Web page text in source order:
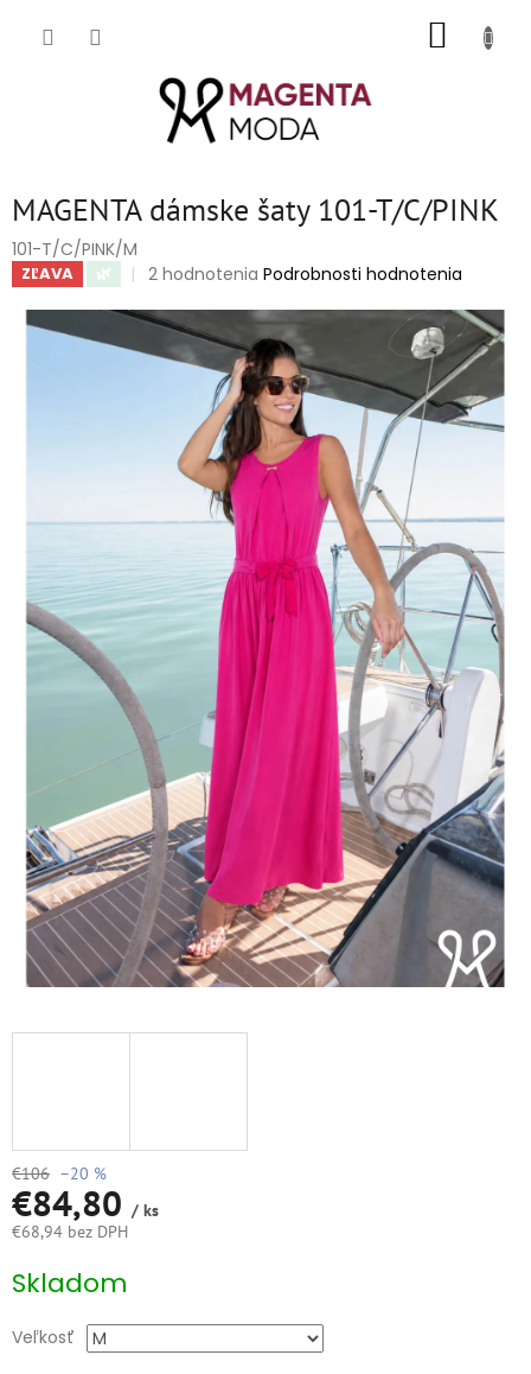
MAGENTA dámske šaty 101-T/C/PINK
101-T/C/PINK/M
ZĽAVA 🌿
Priemerné
produktu
5,0
hviezdičiek.
2 hodnotenia Podrobnosti hodnotenia
€106 –20 %
€84,80 / ks
€68,94 bez DPH
cena:
Skladom
Veľkosť